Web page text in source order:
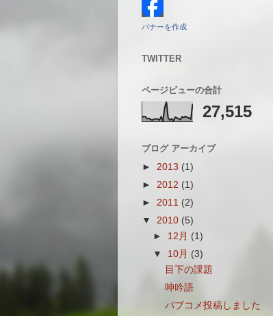
バナーを作成
TWITTER
ページビューの合計
27,515
ブログ アーカイブ
► 2013 (1)
► 2012 (1)
► 2011 (2)
▼ 2010 (5)
► 12月 (1)
▼ 10月 (3)
目下の課題
呻吟語
パブコメ投稿しました